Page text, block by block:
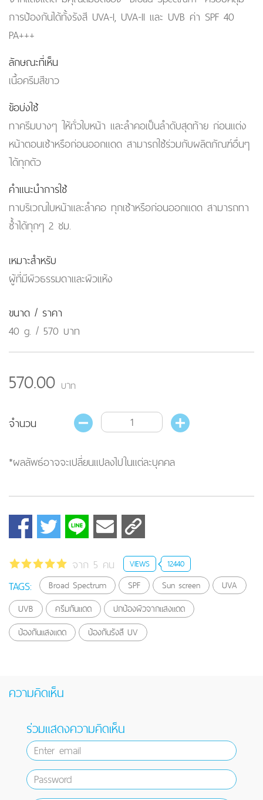
การป้องกันได้ทั้งรังสี UVA-I, UVA-II และ UVB ค่า SPF 40
PA+++
ลักษณะที่เห็น
เนื้อครีมสีขาว
ข้อบ่งใช้
ทาครีมบางๆ ให้ทั่วใบหน้า และลำคอเป็นลำดับสุดท้าย ก่อนแต่ง
หน้าตอนเช้าหรือก่อนออกแดด สามารถใช้ร่วมกับผลิตภัณฑ์อื่นๆ
ได้ทุกตัว
คำแนะนำการใช้
ทาบริเวณใบหน้าและลำคอ ทุกเช้าหรือก่อนออกแดด สามารถทา
ซ้ำได้ทุกๆ 2 ชม.
เหมาะสำหรับ
ผู้ที่มีผิวธรรมดาและผิวแห้ง
ขนาด / ราคา
40 g. / 570 บาท
บาท
570.00
จำนวน
*ผลลัพธ์อาจจะเปลี่ยนแปลงไปในแต่ละบุคคล
จาก 5 คน VIEWS 12440
TAGS: Broad Spectrum SPF Sun screen
UVA
UVB
ครีมกันแดด
ปกป้องผิวจากแสงแดด
ป้องกันแสงแดด
ป้องกันรังสี UV
ความคิดเห็น
ร่วมแสดงความคิดเห็น